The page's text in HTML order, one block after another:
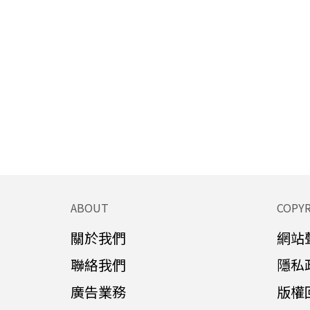
ABOUT
關於我們
聯絡我們
廣告業務
網站
隱私
版權